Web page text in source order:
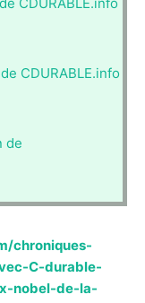
CDURABLE.info
CDURABLE.info
de
chroniques-
C-durable-
nobel-de-la-